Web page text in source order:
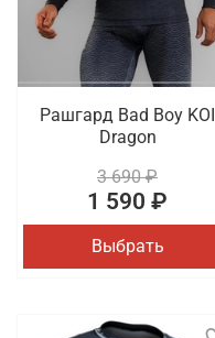
Рашгард Bad Boy KOI
Dragon
3 690 ₽
1 590 ₽
Выбрать